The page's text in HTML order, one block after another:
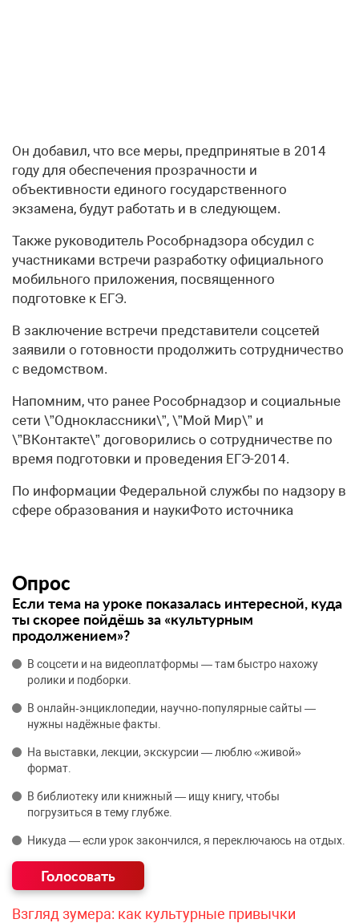
Он добавил, что все меры, предпринятые в 2014
году для обеспечения прозрачности и
объективности единого государственного
экзамена, будут работать и в следующем.
Также руководитель Рособрнадзора обсудил с
участниками встречи разработку официального
мобильного приложения, посвященного
подготовке к ЕГЭ.
В заключение встречи представители соцсетей
заявили о готовности продолжить сотрудничество
с ведомством.
Напомним, что ранее Рособрнадзор и социальные
сети \”Одноклассники\”, \”Мой Мир\” и
\”ВКонтакте\” договорились о сотрудничестве по
время подготовки и проведения ЕГЭ-2014.
По информации Федеральной службы по надзору в
сфере образования и наукиФото источника
Опрос
Если тема на уроке показалась интересной, куда
ты скорее пойдёшь за «культурным
продолжением»?
В соцсети и на видеоплатформы — там быстро нахожу
ролики и подборки.
В онлайн‑энциклопедии, научно‑популярные сайты —
нужны надёжные факты.
На выставки, лекции, экскурсии — люблю «живой»
формат.
В библиотеку или книжный — ищу книгу, чтобы
погрузиться в тему глубже.
Никуда — если урок закончился, я переключаюсь на отдых.
Взгляд зумера: как культурные привычки